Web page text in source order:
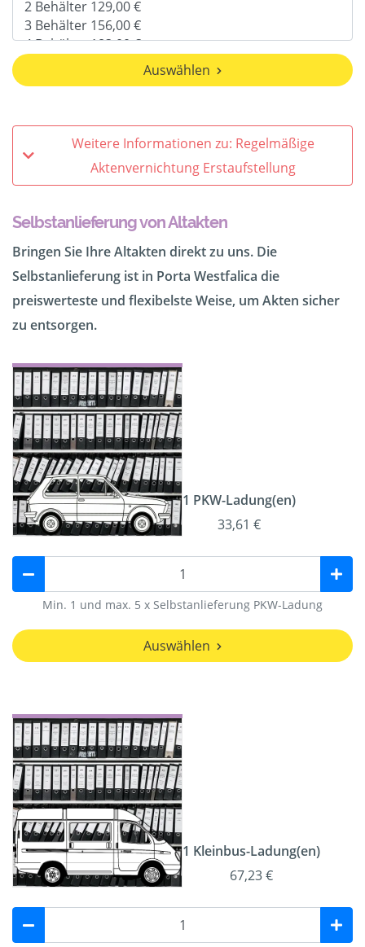
Auswählen
Weitere Informationen zu: Regelmäßige
Aktenvernichtung Erstaufstellung
Selbstanlieferung von Altakten
Bringen Sie Ihre Altakten direkt zu uns. Die
Selbstanlieferung ist in Porta Westfalica die
preiswerteste und flexibelste Weise, um Akten sicher
zu entsorgen.
1 PKW-Ladung(en)
33,61 €
Min. 1 und max. 5 x Selbstanlieferung PKW-Ladung
Auswählen
1 Kleinbus-Ladung(en)
67,23 €